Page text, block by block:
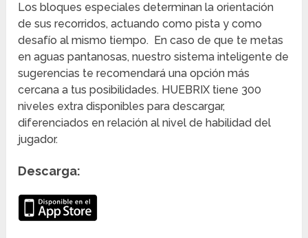
Los bloques especiales determinan la orientación
de sus recorridos, actuando como pista y como
desafío al mismo tiempo. En caso de que te metas
en aguas pantanosas, nuestro sistema inteligente de
sugerencias te recomendará una opción más
cercana a tus posibilidades. HUEBRIX tiene 300
niveles extra disponibles para descargar,
diferenciados en relación al nivel de habilidad del
jugador.
Descarga: